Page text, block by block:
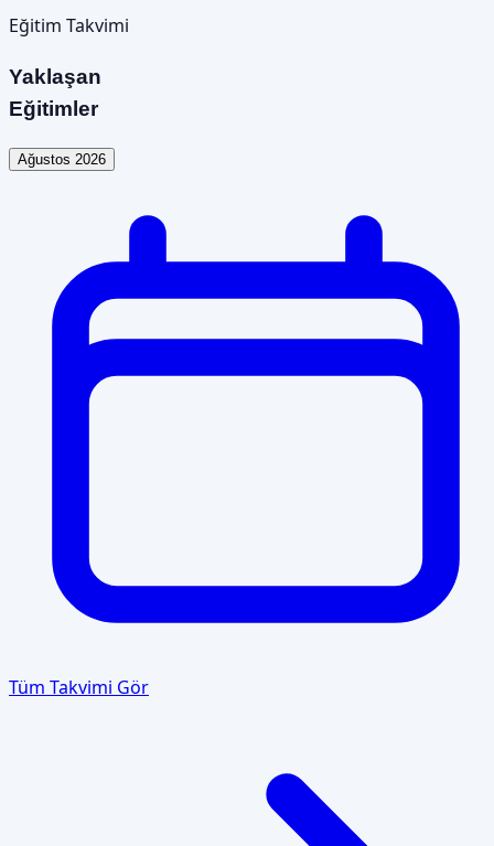
Eğitim Takvimi
Yaklaşan
Eğitimler
Ağustos 2026
Tüm Takvimi Gör